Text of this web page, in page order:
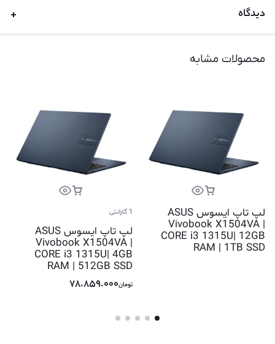
دیدگاه
محصولات مشابه
لپ تاپ ایسوس ASUS
Vivobook X1504VA |
CORE i3 1315U| 12GB
RAM | 1TB SSD
1 گارانتی
لپ تاپ ایسوس ASUS
Vivobook X1504VA |
CORE i3 1315U| 4GB
RAM | 512GB SSD
تومان78.859.000